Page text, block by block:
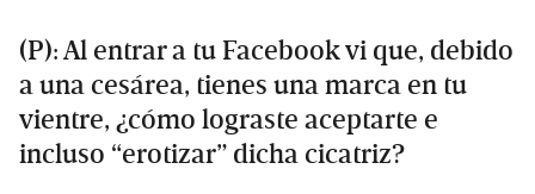
(P): Al entrar a tu Facebook vi que, debido
a una cesárea, tienes una marca en tu
vientre, ¿cómo lograste aceptarte e
incluso “erotizar” dicha cicatriz?